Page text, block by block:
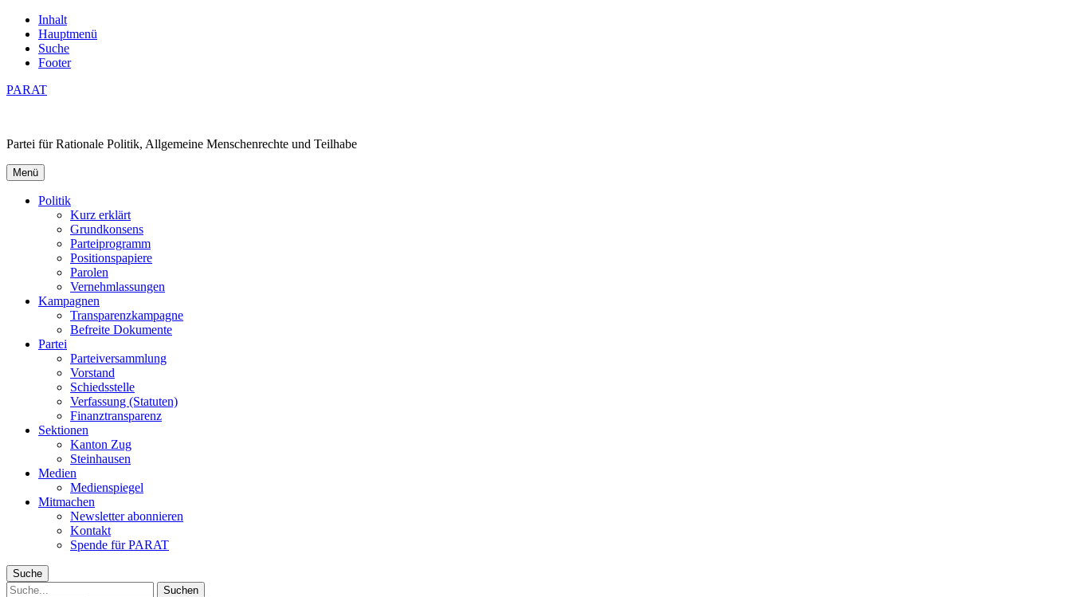
Inhalt
Hauptmenü
Suche
Footer
PARAT
Partei für Rationale Politik, Allgemeine Menschenrechte und Teilhabe
Menü
Politik
Kurz erklärt
Grundkonsens
Parteiprogramm
Positionspapiere
Parolen
Vernehmlassungen
Kampagnen
Transparenzkampagne
Befreite Dokumente
Partei
Parteiversammlung
Vorstand
Schiedsstelle
Verfassung (Statuten)
Finanztransparenz
Sektionen
Kanton Zug
Steinhausen
Medien
Medienspiegel
Mitmachen
Newsletter abonnieren
Kontakt
Spende für PARAT
Suche
Suche